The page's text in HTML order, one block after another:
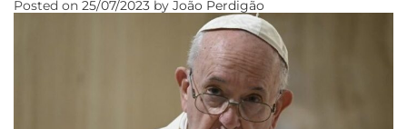
Posted on 25/07/2023 by João Perdigão